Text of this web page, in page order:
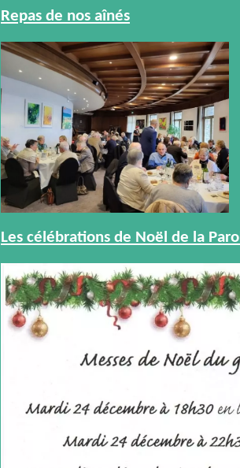
Repas de nos aînés
Les célébrations de Noël de la